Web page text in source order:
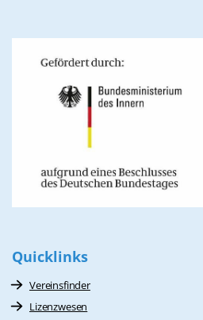
Quicklinks
Vereinsfinder
Lizenzwesen